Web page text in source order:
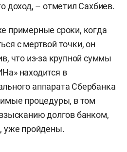
доход, – отметил Сахбиев.
примерные сроки, когда
с мертвой точки, он
что из-за крупной суммы
находится в
аппарата Сбербанка
процедуры, в том
долгов банком,
уже пройдены.